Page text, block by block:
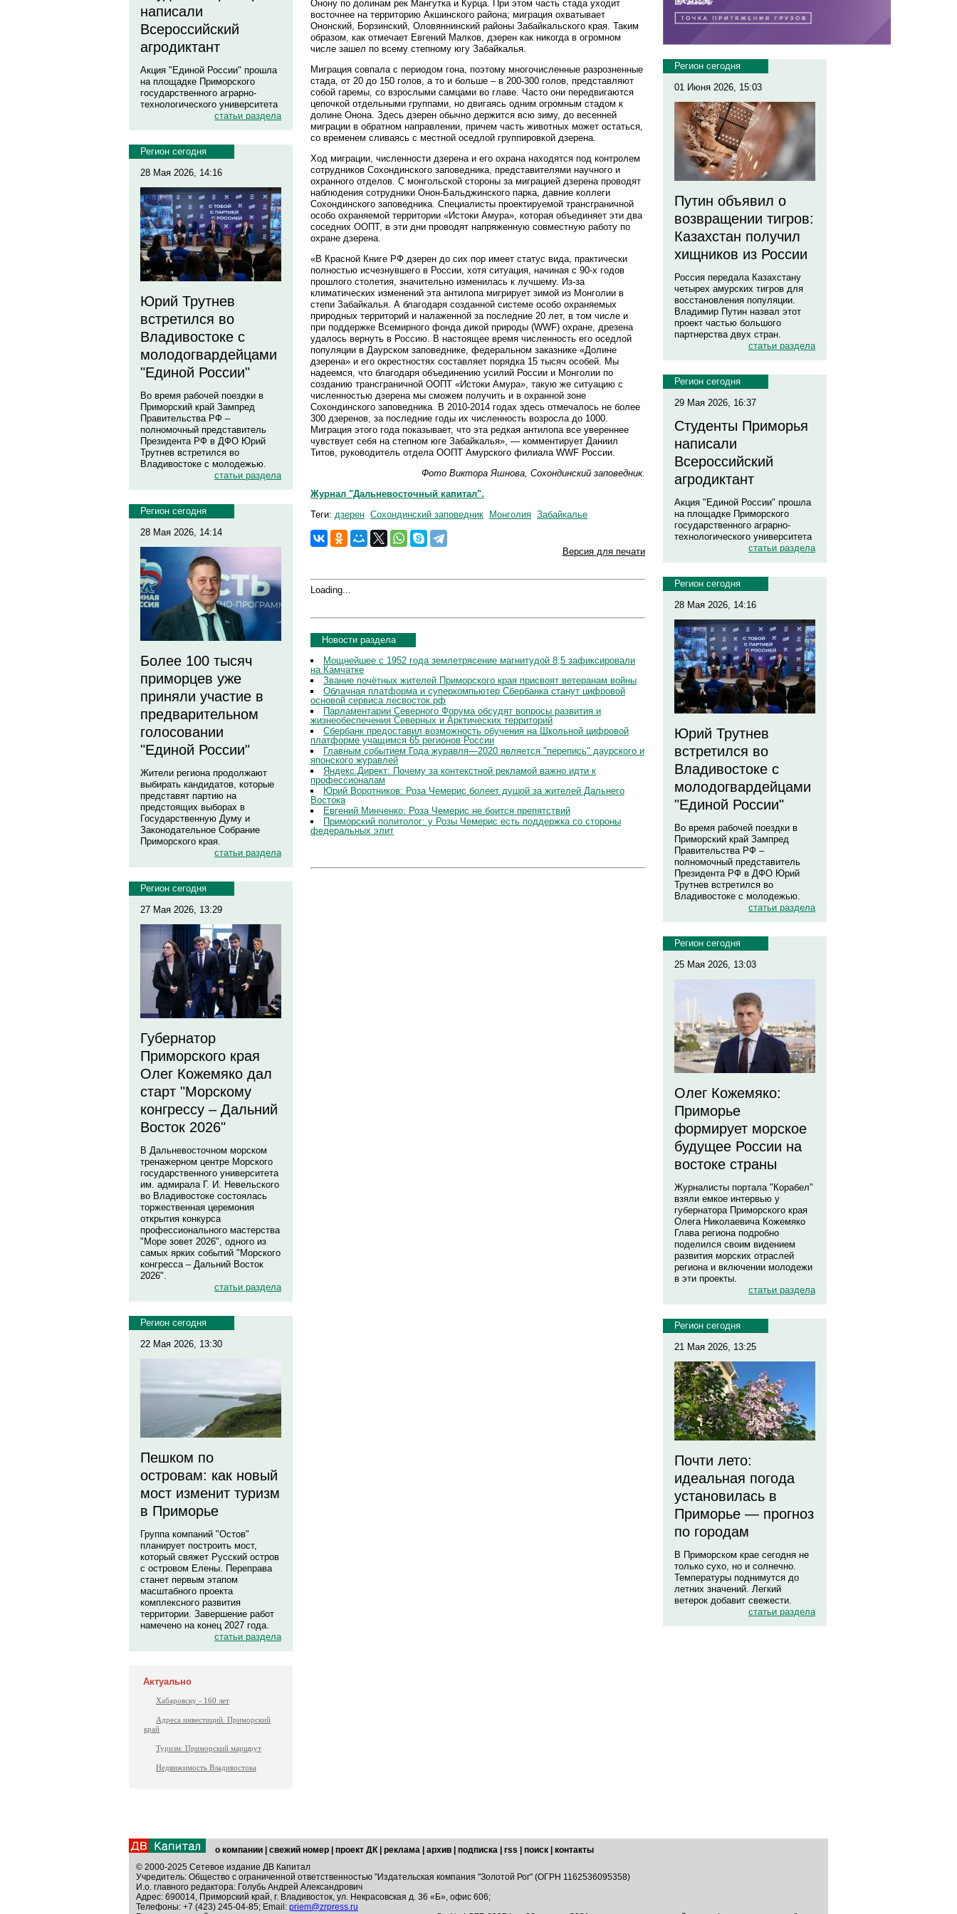
написали
Всероссийский
агродиктант
Акция "Единой России" прошла
на площадке Приморского
государственного аграрно-
технологического университета
статьи раздела
Регион сегодня
28 Мая 2026, 14:16
Юрий Трутнев
встретился во
Владивостоке с
молодогвардейцами
"Единой России"
Во время рабочей поездки в
Приморский край Зампред
Правительства РФ –
полномочный представитель
Президента РФ в ДФО Юрий
Трутнев встретился во
Владивостоке с молодежью.
статьи раздела
Регион сегодня
28 Мая 2026, 14:14
Более 100 тысяч
приморцев уже
приняли участие в
предварительном
голосовании
"Единой России"
Жители региона продолжают
выбирать кандидатов, которые
представят партию на
предстоящих выборах в
Государственную Думу и
Законодательное Собрание
Приморского края.
статьи раздела
Регион сегодня
27 Мая 2026, 13:29
Губернатор
Приморского края
Олег Кожемяко дал
старт "Морскому
конгрессу – Дальний
Восток 2026"
В Дальневосточном морском
тренажерном центре Морского
государственного университета
им. адмирала Г. И. Невельского
во Владивостоке состоялась
торжественная церемония
открытия конкурса
профессионального мастерства
"Море зовет 2026", одного из
самых ярких событий "Морского
конгресса – Дальний Восток
2026".
статьи раздела
Регион сегодня
22 Мая 2026, 13:30
Пешком по
островам: как новый
мост изменит туризм
в Приморье
Группа компаний "Остов"
планирует построить мост,
который свяжет Русский остров
с островом Елены. Переправа
станет первым этапом
масштабного проекта
комплексного развития
территории. Завершение работ
намечено на конец 2027 года.
статьи раздела
Актуально
Хабаровску - 160 лет
Адреса инвестиций. Приморский
край
Туризм: Приморский маршрут
Недвижимость Владивостока
Онону по долинам рек Мангутка и Курца. При этом часть стада уходит
восточнее на территорию Акшинского района; миграция охватывает
Ононский, Борзинский, Оловяннинский районы Забайкальского края. Таким
образом, как отмечает Евгений Малков, дзерен как никогда в огромном
числе зашел по всему степному югу Забайкалья.
Миграция совпала с периодом гона, поэтому многочисленные разрозненные
стада, от 20 до 150 голов, а то и больше – в 200-300 голов, представляют
собой гаремы, со взрослыми самцами во главе. Часто они передвигаются
цепочкой отдельными группами, но двигаясь одним огромным стадом к
долине Онона. Здесь дзерен обычно держится всю зиму, до весенней
миграции в обратном направлении, причем часть животных может остаться,
со временем сливаясь с местной оседлой группировкой дзерена.
Ход миграции, численности дзерена и его охрана находятся под контролем
сотрудников Сохондинского заповедника, представителями научного и
охранного отделов. С монгольской стороны за миграцией дзерена проводят
наблюдения сотрудники Онон-Бальджинского парка, давние коллеги
Сохондинского заповедника. Специалисты проектируемой трансграничной
особо охраняемой территории «Истоки Амура», которая объединяет эти два
соседних ООПТ, в эти дни проводят напряженную совместную работу по
охране дзерена.
«В Красной Книге РФ дзерен до сих пор имеет статус вида, практически
полностью исчезнувшего в России, хотя ситуация, начиная с 90-х годов
прошлого столетия, значительно изменилась к лучшему. Из-за
климатических изменений эта антилопа мигрирует зимой из Монголии в
степи Забайкалья. А благодаря созданной системе особо охраняемых
природных территорий и налаженной за последние 20 лет, в том числе и
при поддержке Всемирного фонда дикой природы (WWF) охране, дрезена
удалось вернуть в Россию. В настоящее время численность его оседлой
популяции в Даурском заповеднике, федеральном заказнике «Долине
дзерена» и его окрестностях составляет порядка 15 тысяч особей. Мы
надеемся, что благодаря объединению усилий России и Монголии по
созданию трансграничной ООПТ «Истоки Амура», такую же ситуацию с
численностью дзерена мы сможем получить и в охранной зоне
Сохондинского заповедника. В 2010-2014 годах здесь отмечалось не более
300 дзеренов, за последние годы их численность возросла до 1000.
Миграция этого года показывает, что эта редкая антилопа все увереннее
чувствует себя на степном юге Забайкалья», — комментирует Даниил
Титов, руководитель отдела ООПТ Амурского филиала WWF России.
Фото Виктора Яшнова, Сохондинский заповедник.
Журнал "Дальневосточный капитал".
Теги: дзерен Сохондинский заповедник Монголия Забайкалье
Версия для печати
Loading...
Новости раздела
Мощнейшее с 1952 года землетрясение магнитудой 8,5 зафиксировали
на Камчатке
Звание почётных жителей Приморского края присвоят ветеранам войны
Облачная платформа и суперкомпьютер Сбербанка станут цифровой
основой сервиса лесвосток.рф
Парламентарии Северного Форума обсудят вопросы развития и
жизнеобеспечения Северных и Арктических территорий
Сбербанк предоставил возможность обучения на Школьной цифровой
платформе учащимся 65 регионов России
Главным событием Года журавля—2020 является "перепись" даурского и
японского журавлей
Яндекс.Директ: Почему за контекстной рекламой важно идти к
профессионалам
Юрий Воротников: Роза Чемерис болеет душой за жителей Дальнего
Востока
Евгений Минченко: Роза Чемерис не боится препятствий
Приморский политолог: у Розы Чемерис есть поддержка со стороны
федеральных элит
Регион сегодня
01 Июня 2026, 15:03
Путин объявил о
возвращении тигров:
Казахстан получил
хищников из России
Россия передала Казахстану
четырех амурских тигров для
восстановления популяции.
Владимир Путин назвал этот
проект частью большого
партнерства двух стран.
статьи раздела
Регион сегодня
29 Мая 2026, 16:37
Студенты Приморья
написали
Всероссийский
агродиктант
Акция "Единой России" прошла
на площадке Приморского
государственного аграрно-
технологического университета
статьи раздела
Регион сегодня
28 Мая 2026, 14:16
Юрий Трутнев
встретился во
Владивостоке с
молодогвардейцами
"Единой России"
Во время рабочей поездки в
Приморский край Зампред
Правительства РФ –
полномочный представитель
Президента РФ в ДФО Юрий
Трутнев встретился во
Владивостоке с молодежью.
статьи раздела
Регион сегодня
25 Мая 2026, 13:03
Олег Кожемяко:
Приморье
формирует морское
будущее России на
востоке страны
Журналисты портала "Корабел"
взяли емкое интервью у
губернатора Приморского края
Олега Николаевича Кожемяко
Глава региона подробно
поделился своим видением
развития морских отраслей
региона и включении молодежи
в эти проекты.
статьи раздела
Регион сегодня
21 Мая 2026, 13:25
Почти лето:
идеальная погода
установилась в
Приморье — прогноз
по городам
В Приморском крае сегодня не
только сухо, но и солнечно.
Температуры поднимутся до
летних значений. Легкий
ветерок добавит свежести.
статьи раздела
о компании свежий номер проект ДК реклама архив подписка rss поиск
контакты
© 2000-2025 Сетевое издание ДВ Капитал
Учредитель: Общество с ограниченной ответственностью "Издательская компания "Золотой Рог" (ОГРН 1162536095358)
И.о. главного редактора: Голубь Андрей Александрович
Адрес: 690014, Приморский край, г. Владивосток, ул. Некрасовская д. 36 «Б», офис 606;
Телефоны: +7 (423) 245-04-85; Email: priem@zrpress.ru